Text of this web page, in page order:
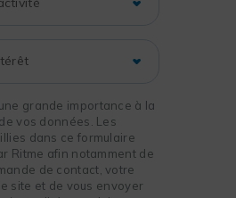
grande importance à la
vos données. Les
dans ce formulaire
Ritme afin notamment de
de contact, votre
site et de vous envoyer